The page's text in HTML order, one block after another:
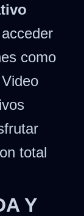
como
total
Y